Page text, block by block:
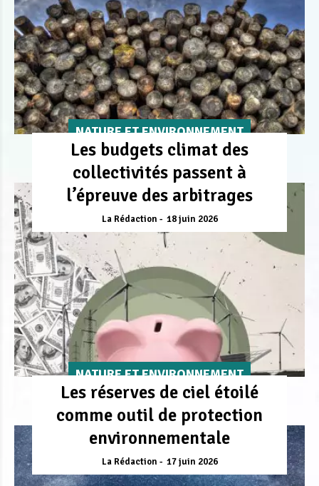
NATURE ET ENVIRONNEMENT
Les budgets climat des
collectivités passent à
l’épreuve des arbitrages
La Rédaction 18 juin 2026
NATURE ET ENVIRONNEMENT
Les réserves de ciel étoilé
comme outil de protection
environnementale
La Rédaction 17 juin 2026